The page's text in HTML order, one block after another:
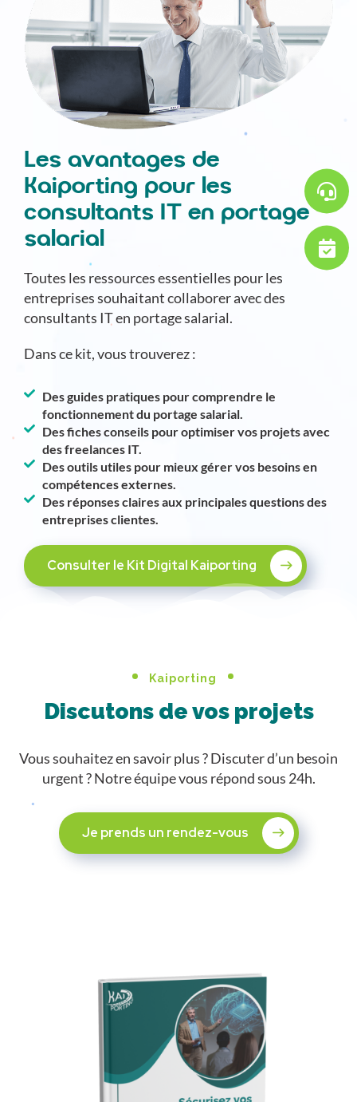
Les avantages de
Kaiporting pour les
consultants IT en portage
salarial
Toutes les ressources essentielles pour les
entreprises souhaitant collaborer avec des
consultants IT en portage salarial.
Dans ce kit, vous trouverez :
Des guides pratiques pour comprendre le
fonctionnement du portage salarial.
Des fiches conseils pour optimiser vos projets avec
des freelances IT.
Des outils utiles pour mieux gérer vos besoins en
compétences externes.
Des réponses claires aux principales questions des
entreprises clientes.
Consulter le Kit Digital Kaiporting
Kaiporting
Discutons de vos projets
Vous souhaitez en savoir plus ? Discuter d’un besoin
urgent ? Notre équipe vous répond sous 24h.
Je prends un rendez-vous